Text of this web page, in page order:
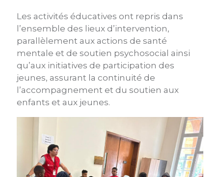
Les activités éducatives ont repris dans
l’ensemble des lieux d’intervention,
parallèlement aux actions de santé
mentale et de soutien psychosocial ainsi
qu’aux initiatives de participation des
jeunes, assurant la continuité de
l’accompagnement et du soutien aux
enfants et aux jeunes.